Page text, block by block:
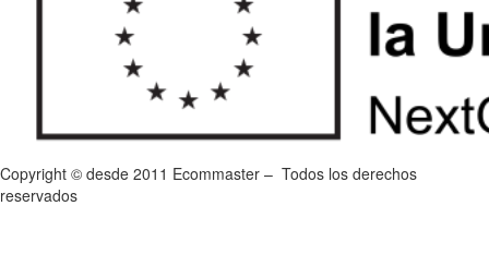
Copyright © desde 2011 Ecommaster – Todos los derechos
reservados